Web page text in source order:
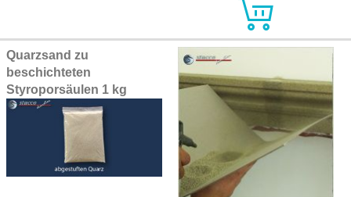
Quarzsand zu
beschichteten
Styroporsäulen 1 kg